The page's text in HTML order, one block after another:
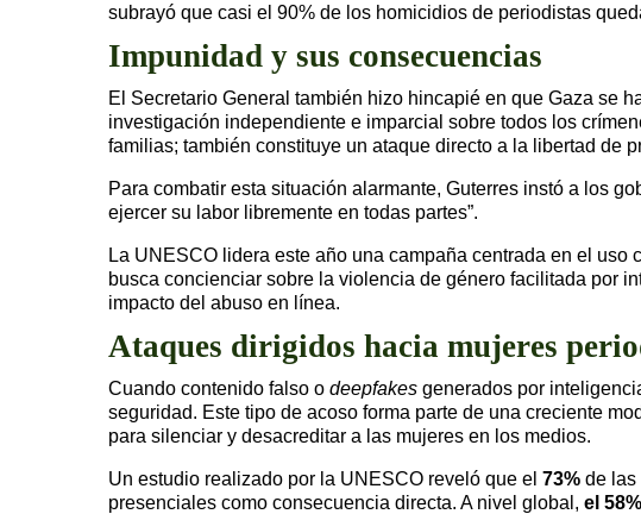
subrayó que casi el 90% de los homicidios de periodistas
Impunidad y sus consecuencias
El Secretario General también hizo hincapié en que Gaza se
investigación independiente e imparcial sobre todos los
familias; también constituye un ataque directo a la libertad de
Para combatir esta situación alarmante, Guterres instó a los
ejercer su labor libremente en todas partes”.
La UNESCO lidera este año una campaña centrada en el
busca concienciar sobre la violencia de género facilitada por
impacto del abuso en línea.
Ataques dirigidos hacia mujeres
Cuando contenido falso o deepfakes generados por
seguridad. Este tipo de acoso forma parte de una creciente
para silenciar y desacreditar a las mujeres en los medios.
Un estudio realizado por la UNESCO reveló que el 73% de las
presenciales como consecuencia directa. A nivel global, el 58%